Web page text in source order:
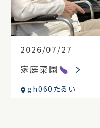
2026/07/27
家庭菜園
gh060たるい